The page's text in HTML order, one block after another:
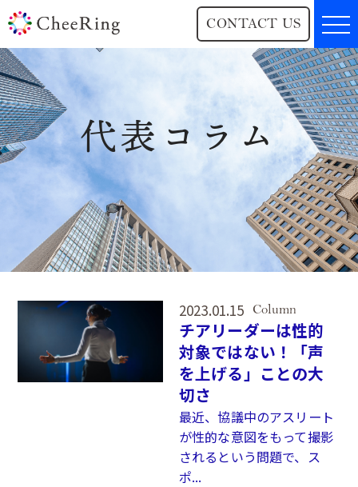
CONTACT US
代表コラム
2023.01.15 Column
チアリーダーは性的
対象ではない！「声
を上げる」ことの大
切さ
最近、協議中のアスリート
が性的な意図をもって撮影
されるという問題で、ス
ポ...